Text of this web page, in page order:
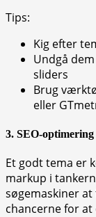
Tips:
Kig efter
Undgå
sliders
Brug
eller
3. SEO-optimering
Et godt tema er
markup i
søgemaskiner
chancerne for